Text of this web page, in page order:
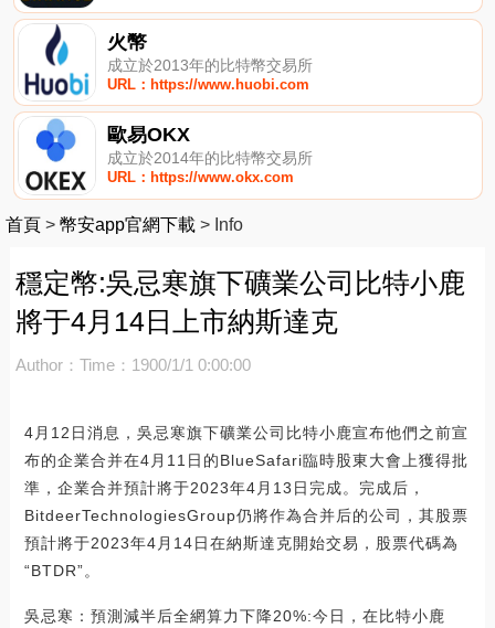
火幣
成立於2013年的比特幣交易所
URL：https://www.huobi.com
歐易OKX
成立於2014年的比特幣交易所
URL：https://www.okx.com
首頁 > 幣安app官網下載 > Info
穩定幣:吳忌寒旗下礦業公司比特小鹿
將于4月14日上市納斯達克
Author： Time：1900/1/1 0:00:00
4月12日消息，吳忌寒旗下礦業公司比特小鹿宣布他們之前宣
布的企業合并在4月11日的BlueSafari臨時股東大會上獲得批
準，企業合并預計將于2023年4月13日完成。完成后，
BitdeerTechnologiesGroup仍將作為合并后的公司，其股票
預計將于2023年4月14日在納斯達克開始交易，股票代碼為
“BTDR”。
吳忌寒：預測減半后全網算力下降20%:今日，在比特小鹿